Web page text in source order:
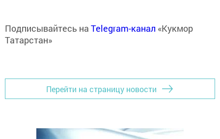
Подписывайтесь на Telegram-канал «Кукмор
Татарстан»
Перейти на страницу новости